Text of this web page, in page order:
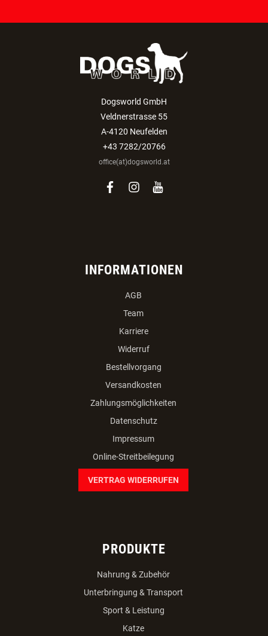
Dogsworld GmbH
Veldnerstrasse 55
A-4120 Neufelden
+43 7282/20766
office(at)dogsworld.at
facebook
instagram
youtube
INFORMATIONEN
AGB
Team
Karriere
Widerruf
Bestellvorgang
Versandkosten
Zahlungsmöglichkeiten
Datenschutz
Impressum
Online-Streitbeilegung
VERTRAG WIDERRUFEN
PRODUKTE
Nahrung & Zubehör
Unterbringung & Transport
Sport & Leistung
Katze